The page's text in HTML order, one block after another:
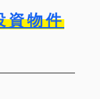
資物件